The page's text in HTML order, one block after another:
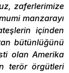
zaferlerimize
manzarayı
içinden
bütünlüğünü
olan Amerika
terör örgütleri